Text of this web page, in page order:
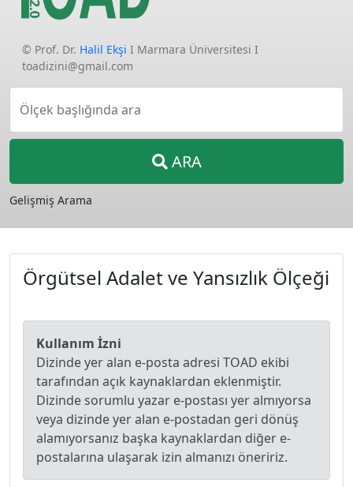
© Prof. Dr. Halil Ekşi I Marmara Üniversitesi I
toadizini@gmail.com
Ölçek başlığında ara
ARA
Gelişmiş Arama
Örgütsel Adalet ve Yansızlık Ölçeği
Kullanım İzni
Dizinde yer alan e-posta adresi TOAD ekibi
tarafından açık kaynaklardan eklenmiştir.
Dizinde sorumlu yazar e-postası yer almıyorsa
veya dizinde yer alan e-postadan geri dönüş
alamıyorsanız başka kaynaklardan diğer e-
postalarına ulaşarak izin almanızı öneririz.